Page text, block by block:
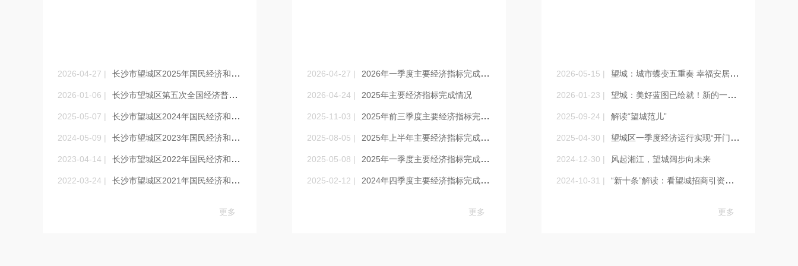
2026-04-27 | 长沙市望城区2025年国民经济和社会发展统计公报
2026-01-06 | 长沙市望城区第五次全国经济普查公报
2025-05-07 | 长沙市望城区2024年国民经济和社会发展统计公报
2024-05-09 | 长沙市望城区2023年国民经济和社会发展统计公报
2023-04-14 | 长沙市望城区2022年国民经济和社会发展统计公报
2022-03-24 | 长沙市望城区2021年国民经济和社会发展统计公报
更多
2026-04-27 | 2026年一季度主要经济指标完成情况
2026-04-24 | 2025年主要经济指标完成情况
2025-11-03 | 2025年前三季度主要经济指标完成情况
2025-08-05 | 2025年上半年主要经济指标完成情况
2025-05-08 | 2025年一季度主要经济指标完成情况
2025-02-12 | 2024年四季度主要经济指标完成情况
更多
2026-05-15 | 望城：城市蝶变五重奏 幸福安居新典范
2026-01-23 | 望城：美好蓝图已绘就！新的一年这么干
2025-09-24 | 解读“望城范儿”
2025-04-30 | 望城区一季度经济运行实现“开门红”，奋力冲刺“双过半”
2024-12-30 | 风起湘江，望城阔步向未来
2024-10-31 | “新十条”解读：看望城招商引资的破局之道
更多